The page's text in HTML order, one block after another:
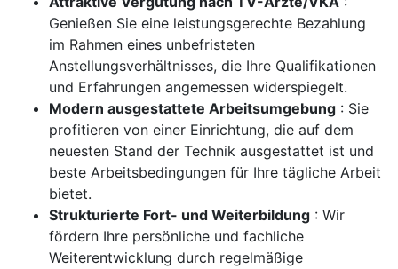
Genießen Sie eine leistungsgerechte Bezahlung
im Rahmen eines unbefristeten
Anstellungsverhältnisses, die Ihre Qualifikationen
und Erfahrungen angemessen widerspiegelt.
Modern ausgestattete Arbeitsumgebung : Sie
profitieren von einer Einrichtung, die auf dem
neuesten Stand der Technik ausgestattet ist und
beste Arbeitsbedingungen für Ihre tägliche Arbeit
bietet.
Strukturierte Fort- und Weiterbildung : Wir
fördern Ihre persönliche und fachliche
Weiterentwicklung durch regelmäßige